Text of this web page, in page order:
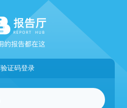
验证码登录